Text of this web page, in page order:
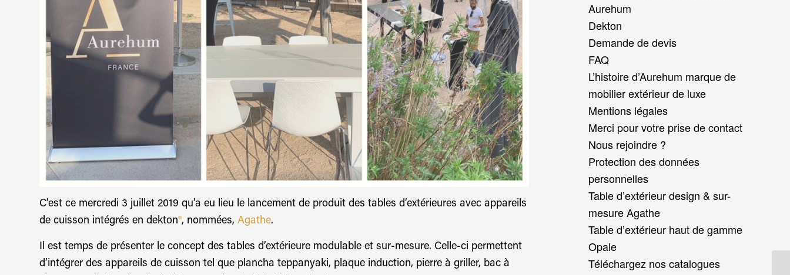
C’est ce mercredi 3 juillet 2019 qu’a eu lieu le lancement de produit des tables d’extérieures avec appareils
de cuisson intégrés en dekton®, nommées, Agathe.
Il est temps de présenter le concept des tables d’extérieure modulable et sur-mesure. Celle-ci permettent
d’intégrer des appareils de cuisson tel que plancha teppanyaki, plaque induction, pierre à griller, bac à
Aurehum
Dekton
Demande de devis
FAQ
L’histoire d’Aurehum marque de
mobilier extérieur de luxe
Mentions légales
Merci pour votre prise de contact
Nous rejoindre ?
Protection des données
personnelles
Table d’extérieur design & sur-
mesure Agathe
Table d’extérieur haut de gamme
Opale
Téléchargez nos catalogues